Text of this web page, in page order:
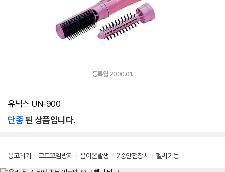
등록월 2000.01.
유닉스 UN-900
단종된 상품입니다.
봉고데기 / 코드꼬임방지 / 음이온발생 / 2중안전장치 / 헬씨기능